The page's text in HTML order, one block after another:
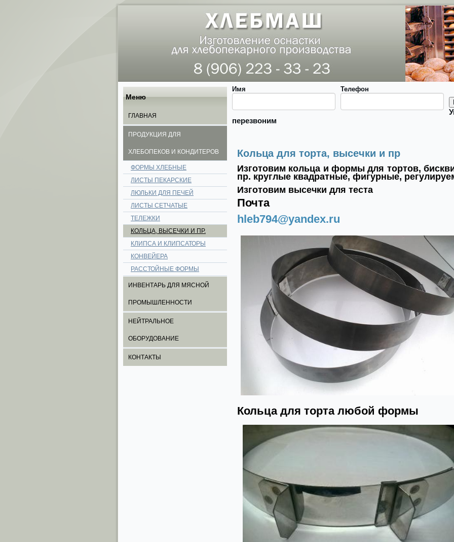
Меню
ГЛАВНАЯ
ПРОДУКЦИЯ ДЛЯ
ХЛЕБОПЕКОВ И КОНДИТЕРОВ
ФОРМЫ ХЛЕБНЫЕ
ЛИСТЫ ПЕКАРСКИЕ
ЛЮЛЬКИ ДЛЯ ПЕЧЕЙ
ЛИСТЫ СЕТЧАТЫЕ
ТЕЛЕЖКИ
КОЛЬЦА, ВЫСЕЧКИ И ПР.
КЛИПСА И КЛИПСАТОРЫ
КОНВЕЙЕРА
РАССТОЙНЫЕ ФОРМЫ
ИНВЕНТАРЬ ДЛЯ МЯСНОЙ
ПРОМЫШЛЕННОСТИ
НЕЙТРАЛЬНОЕ
ОБОРУДОВАНИЕ
КОНТАКТЫ
Имя Телефон
перезвоним
Кольца для торта, высечки и пр
Изготовим кольца и формы для тортов,
пр. круглые квадратные, фигурные,
Изготовим высечки для теста
Почта
hleb794@yandex.ru
Кольца для торта любой формы